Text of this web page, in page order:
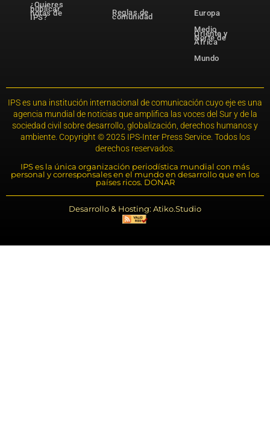
¿Quieres
publicar
notas de
IPS?
Reglas de
comunidad
Europa
Medio
Oriente y
Norte de
África
Mundo
IPS es una institución internacional de comunicación cuyo eje es una
agencia mundial de noticias que amplifica las voces del Sur y de la
sociedad civil sobre desarrollo, globalización, derechos humanos y
ambiente. Copyright © 2025 IPS-Inter Press Service. Todos los
derechos reservados.
IPS es la única organización periodística mundial con más
personal y corresponsales en el mundo en desarrollo que en los
países ricos. DONAR
Desarrollo & Hosting: Atiko.Studio